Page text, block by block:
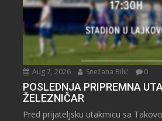
Aug 7, 2026 Snežana Bilić 0
POSLEDNJA PRIPREMNA
ŽELEZNIČAR
Pred prijateljsku utakmicu sa